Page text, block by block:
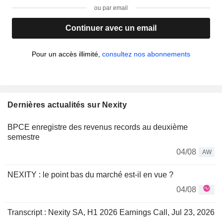
ou par email
Continuer avec un email
Pour un accès illimité, consultez nos abonnements
Dernières actualités sur Nexity
BPCE enregistre des revenus records au deuxième
semestre
04/08
AW
NEXITY : le point bas du marché est-il en vue ?
04/08
Transcript : Nexity SA, H1 2026 Earnings Call, Jul 23, 2026